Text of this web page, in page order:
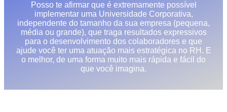
Posso te afirmar que é extremamente possível
implementar uma Universidade Corporativa,
independente do tamanho da sua empresa (pequena,
média ou grande), que traga resultados expressivos
para o desenvolvimento dos colaboradores e que
ajude você ter uma atuação mais estratégica no RH. E
o melhor, de uma forma muito mais rápida e fácil do
que você imagina.